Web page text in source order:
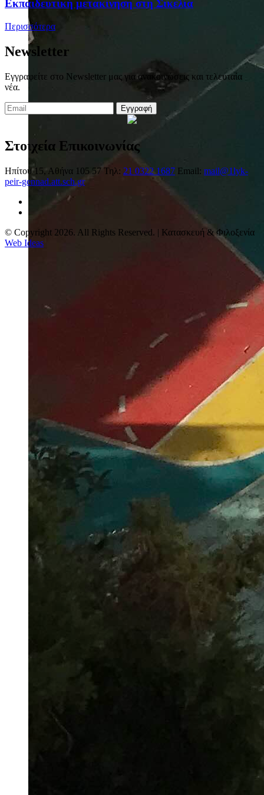
Eκπαιδευτική μετακίνηση στη Σικελία
Περισσότερα
Newsletter
Εγγραφείτε στο Newsletter μας για ανακοινώσεις και τελευταία
νέα.
Εγγραφή
Στοιχεία Επικοινωνίας
Ηπίτου 15, Αθήνα 105 57 Τηλ: 21 0322 1687 Email: mail@1lyk-
peir-gennad.att.sch.gr
© Copyright 2026. All Rights Reserved. | Κατασκευή & Φιλοξενία
Web Ideas